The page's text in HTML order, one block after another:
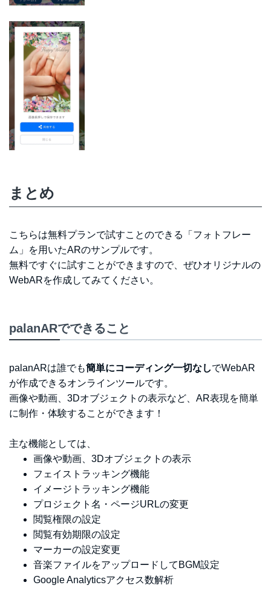
まとめ
こちらは無料プランで試すことのできる「フォトフレー
ム」を用いたARのサンプルです。
無料ですぐに試すことができますので、ぜひオリジナルの
WebARを作成してみてください。
palanARでできること
palanARは誰でも簡単にコーディング一切なしでWebAR
が作成できるオンラインツールです。
画像や動画、3Dオブジェクトの表示など、AR表現を簡単
に制作・体験することができます！
主な機能としては、
画像や動画、3Dオブジェクトの表示
フェイストラッキング機能
イメージトラッキング機能
プロジェクト名・ページURLの変更
閲覧権限の設定
閲覧有効期限の設定
マーカーの設定変更
音楽ファイルをアップロードしてBGM設定
Google Analyticsアクセス数解析